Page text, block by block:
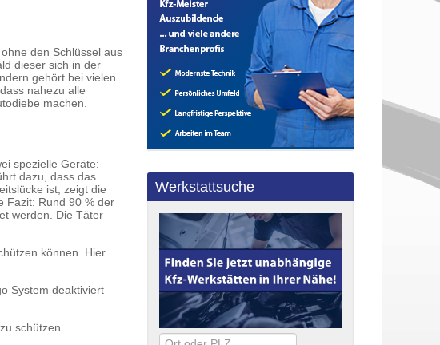
den Schlüssel aus
dieser sich in der
gehört bei vielen
nahezu alle
machen.
spezielle Geräte:
dazu, dass das
ist, zeigt die
Fazit: Rund 90 % der
werden. Die Täter
können. Hier
System deaktiviert
schützen.
Werkstattsuche